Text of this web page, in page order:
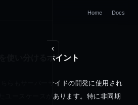
Home Docs
‹
使い分けるポイント
らもサーバーサイドの開発に使用され
ユースケースがあります。特に非同期